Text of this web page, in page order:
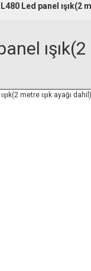
Led panel ışık(2